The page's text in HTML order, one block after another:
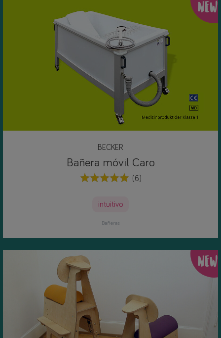
NEW
BECKER
Bañera móvil Caro
(6)
intuitivo
Bañeras
NEW